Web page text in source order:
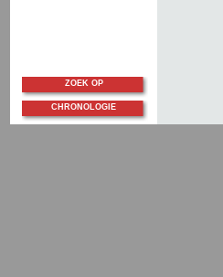
ZOEK OP
CHRONOLOGIE